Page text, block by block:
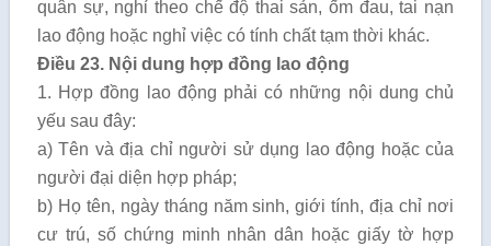
quân sự, nghỉ theo chế độ thai sản, ốm đau, tai nạn
lao động hoặc nghỉ việc có tính chất tạm thời khác.
Điều 23. Nội dung hợp đồng lao động
1. Hợp đồng lao động phải có những nội dung chủ
yếu sau đây:
a) Tên và địa chỉ người sử dụng lao động hoặc của
người đại diện hợp pháp;
b) Họ tên, ngày tháng năm sinh, giới tính, địa chỉ nơi
cư trú, số chứng minh nhân dân hoặc giấy tờ hợp